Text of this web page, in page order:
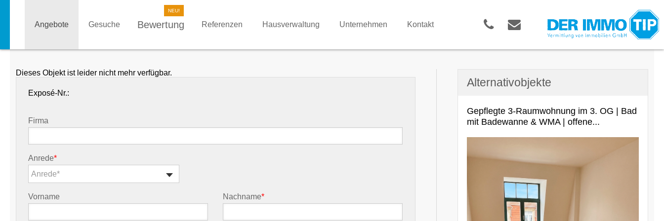
Angebote Gesuche Bewertung Referenzen Hausverwaltung Unternehmen Kontakt
Dieses Objekt ist leider nicht mehr verfügbar.
Exposé-Nr.:
Firma
Anrede*
Anrede*
Vorname Nachname*
Alternativobjekte
Gepflegte 3-Raumwohnung im 3. OG | Bad
mit Badewanne & WMA | offene...